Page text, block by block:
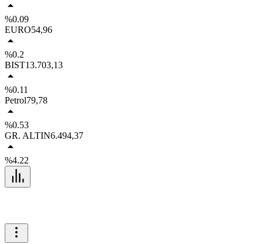
%0.09
EURO54,96
%0.2
BIST13.703,13
%0.11
Petrol79,78
%0.53
GR. ALTIN6.494,37
%4.22